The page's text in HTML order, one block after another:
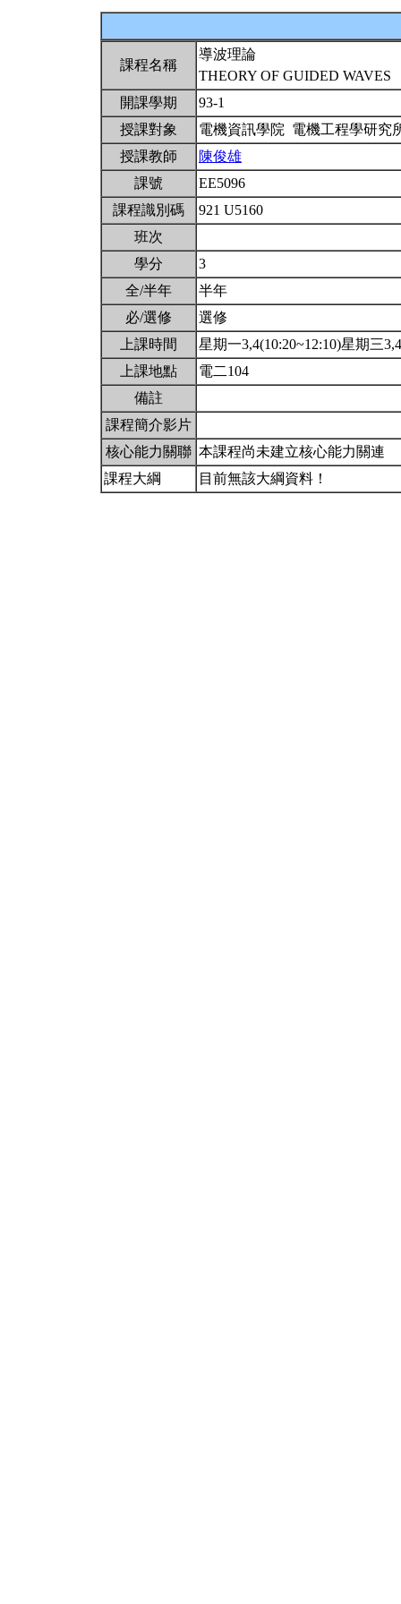
課程名稱
導波理論
THEORY OF GUIDED WAVES
開課學期
93-1
授課對象
電機資訊學院 電機工程學研
授課教師
陳俊雄
課號
EE5096
課程識別碼
921 U5160
班次
學分
3
全/半年
半年
必/選修
選修
上課時間
星期一3,4(10:20~12:10)星期三
上課地點
電二104
備註
課程簡介影片
核心能力關聯 本課程尚未建立核心能力關連
課程大綱
目前無該大綱資料！